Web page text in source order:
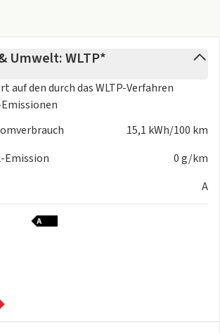
SUV
am Heck
vorn
Jahre (fest) ohne km Elektro-Fahrzeug
hinten
M1-PKW
Wegfahrsperre
Umwelt: WLTP*
auf den durch dasWLTP-Verfahren
15,1 kWh/100 km
Emission
0 g/km
A